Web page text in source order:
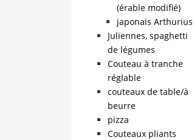
(érable modifié)
japonais Arthurius
Juliennes, spaghetti
de légumes
Couteau à tranche
réglable
couteaux de table/à
beurre
pizza
Couteaux pliants